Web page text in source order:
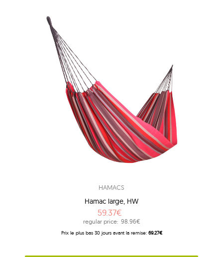
HAMACS
Hamac large, HW
59.37€
regular price: 98.96€
Prix ​​le plus bas 30 jours avant la remise: 69.27€